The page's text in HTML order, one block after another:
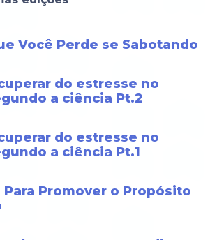
Você Perde se Sabotando
do estresse no
a ciência Pt.2
do estresse no
a ciência Pt.1
Para Promover o Propósito